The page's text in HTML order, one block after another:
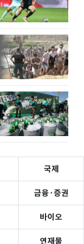
국제
금융·증권
바이오
연재물